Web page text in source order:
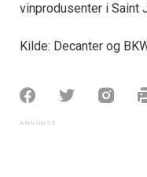
vinprodusenter i Saint
Kilde: Decanter og